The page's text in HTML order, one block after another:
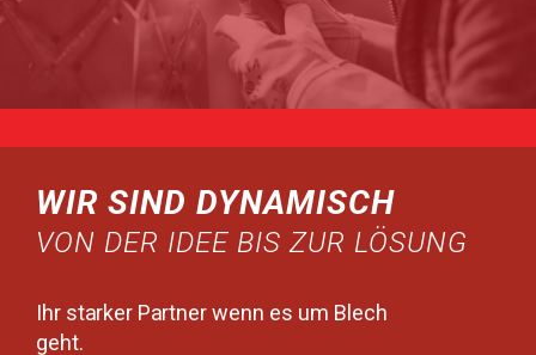
WIR SIND DYNAMISCH
VON DER IDEE BIS ZUR LÖSUNG
Ihr starker Partner wenn es um Blech
geht.